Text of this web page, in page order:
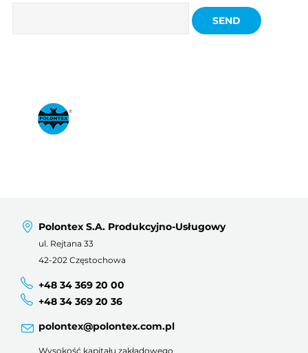
Polontex S.A. Produkcyjno-Usługowy
ul. Rejtana 33
42-202 Częstochowa
+48 34 369 20 00
+48 34 369 20 36
polontex@polontex.com.pl
Wysokość kapitału zakładowego